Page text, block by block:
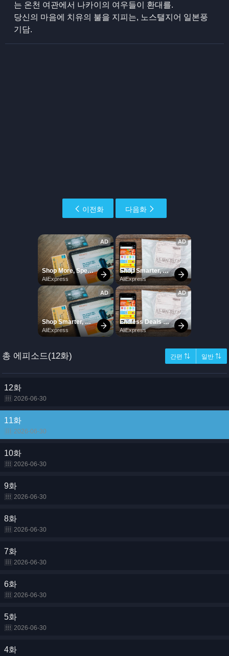
는 온천 여관에서 나카이의 여우들이 환대를.
당신의 마음에 치유의 불을 지피는, 노스탤지어 일본풍
기담.
이전화 다음화
총 에피소드(12화) 간편 ⇅ 일반 ⇅
12화
2026-06-30
11화
2026-06-30
10화
2026-06-30
9화
2026-06-30
8화
2026-06-30
7화
2026-06-30
6화
2026-06-30
5화
2026-06-30
4화